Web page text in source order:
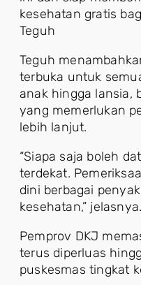
kesehatan gratis
Teguh
Teguh
terbuka untuk
anak hingga lansia,
yang memerlukan
lebih lanjut.
“Siapa saja boleh
terdekat.
dini berbagai
kesehatan,” jelasnya.
Pemprov DKJ
terus diperluas
puskesmas tingkat